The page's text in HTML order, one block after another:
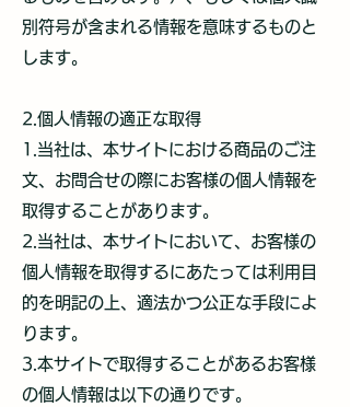
別符号が含まれる情報を意味するものと
します。
2.個人情報の適正な取得
1.当社は、本サイトにおける商品のご注
文、お問合せの際にお客様の個人情報を
取得することがあります。
2.当社は、本サイトにおいて、お客様の
個人情報を取得するにあたっては利用目
的を明記の上、適法かつ公正な手段によ
ります。
3.本サイトで取得することがあるお客様
の個人情報は以下の通りです。